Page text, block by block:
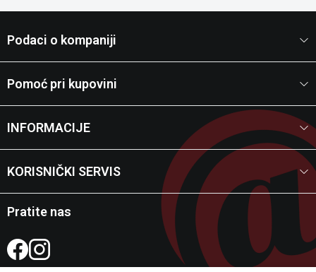
Podaci o kompaniji
Pomoć pri kupovini
INFORMACIJE
KORISNIČKI SERVIS
Pratite nas